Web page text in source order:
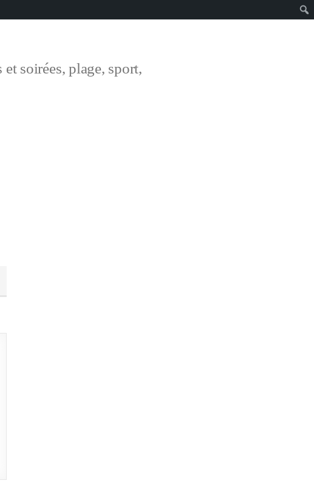
soirées, plage, sport,